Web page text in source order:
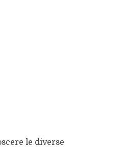
le diverse